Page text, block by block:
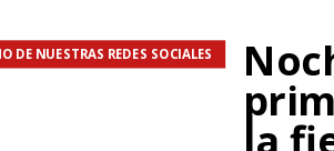
DE NUESTRAS REDES SOCIALES
la